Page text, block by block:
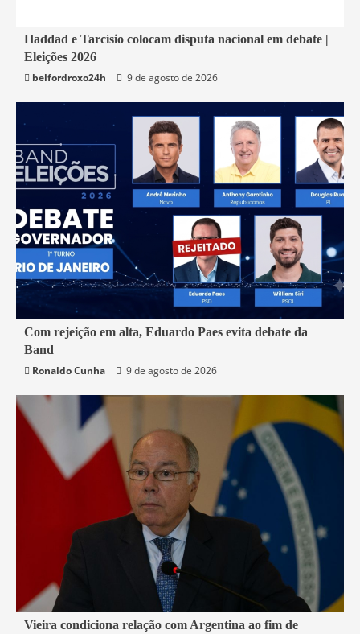
1 min read
Economia
Haddad e Tarcísio colocam disputa nacional em debate |
Eleições 2026
belfordroxo24h
9 de agosto de 2026
2 min read
Política
Com rejeição em alta, Eduardo Paes evita debate da
Band
Ronaldo Cunha
9 de agosto de 2026
3 min read
Vieira condiciona relação com Argentina ao fim de